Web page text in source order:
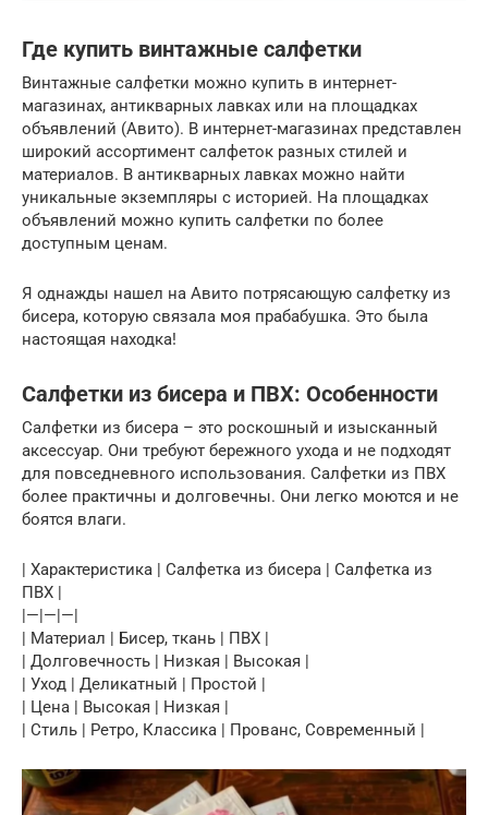
Где купить винтажные салфетки
Винтажные салфетки можно купить в интернет-
магазинах, антикварных лавках или на площадках
объявлений (Авито). В интернет-магазинах представлен
широкий ассортимент салфеток разных стилей и
материалов. В антикварных лавках можно найти
уникальные экземпляры с историей. На площадках
объявлений можно купить салфетки по более
доступным ценам.
Я однажды нашел на Авито потрясающую салфетку из
бисера, которую связала моя прабабушка. Это была
настоящая находка!
Салфетки из бисера и ПВХ: Особенности
Салфетки из бисера – это роскошный и изысканный
аксессуар. Они требуют бережного ухода и не подходят
для повседневного использования. Салфетки из ПВХ
более практичны и долговечны. Они легко моются и не
боятся влаги.
| Характеристика | Салфетка из бисера | Салфетка из
ПВХ |
|—|—|—|
| Материал | Бисер, ткань | ПВХ |
| Долговечность | Низкая | Высокая |
| Уход | Деликатный | Простой |
| Цена | Высокая | Низкая |
| Стиль | Ретро, Классика | Прованс, Современный |